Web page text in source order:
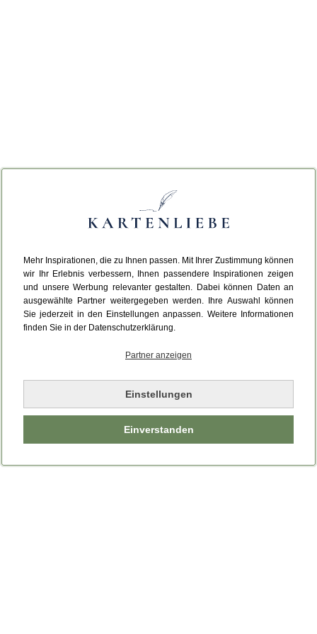
Mehr Inspirationen, die zu Ihnen passen. Mit Ihrer Zustimmung können
wir Ihr Erlebnis verbessern, Ihnen passendere Inspirationen zeigen
und unsere Werbung relevanter gestalten. Dabei können Daten an
ausgewählte Partner weitergegeben werden. Ihre Auswahl können
Sie jederzeit in den Einstellungen anpassen. Weitere Informationen
finden Sie in der Datenschutzerklärung.
Partner anzeigen
Einstellungen
Einverstanden